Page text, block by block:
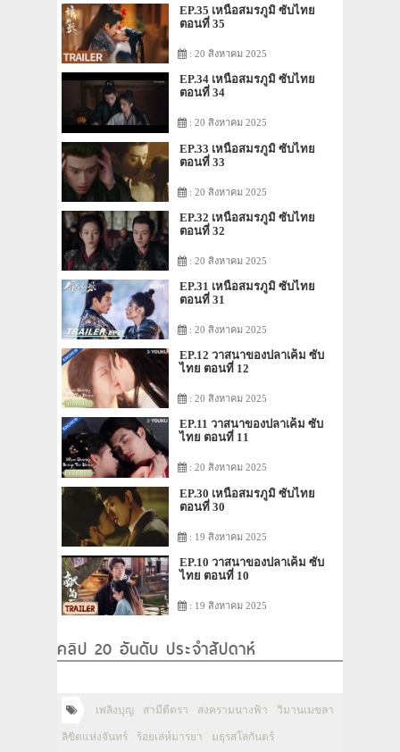
EP.35 เหนือสมรภูมิ ซับไทย
ตอนที่ 35
: 20 สิงหาคม 2025
EP.34 เหนือสมรภูมิ ซับไทย
ตอนที่ 34
: 20 สิงหาคม 2025
EP.33 เหนือสมรภูมิ ซับไทย
ตอนที่ 33
: 20 สิงหาคม 2025
EP.32 เหนือสมรภูมิ ซับไทย
ตอนที่ 32
: 20 สิงหาคม 2025
EP.31 เหนือสมรภูมิ ซับไทย
ตอนที่ 31
: 20 สิงหาคม 2025
EP.12 วาสนาของปลาเค็ม ซับ
ไทย ตอนที่ 12
: 20 สิงหาคม 2025
EP.11 วาสนาของปลาเค็ม ซับ
ไทย ตอนที่ 11
: 20 สิงหาคม 2025
EP.30 เหนือสมรภูมิ ซับไทย
ตอนที่ 30
: 19 สิงหาคม 2025
EP.10 วาสนาของปลาเค็ม ซับ
ไทย ตอนที่ 10
: 19 สิงหาคม 2025
คลิป 20 อันดับ ประจำสัปดาห์
เพลิงบุญ สามีตีตรา สงครามนางฟ้า วิมานเมขลา
ลิขิตแห่งจันทร์ ร้อยเล่ห์มารยา มธุรสโลกันตร์